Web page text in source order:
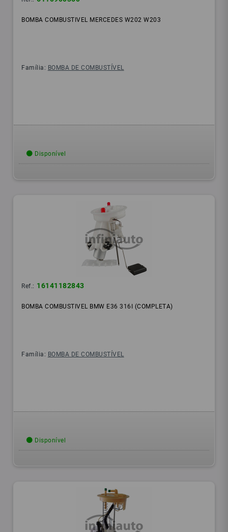
BOMBA COMBUSTIVEL MERCEDES W202 W203
Família: BOMBA DE COMBUSTÍVEL
Disponível
Ref.: 16141182843
BOMBA COMBUSTIVEL BMW E36 316I (COMPLETA)
Família: BOMBA DE COMBUSTÍVEL
Disponível